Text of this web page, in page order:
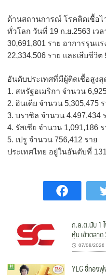
ด้านสถานการณ์ โรคติดเชื้อไ
ทั่วโลก วันที่ 19 ก.ย.2563 เว
30,691,801 ราย อาการรุนแ
22,334,506 ราย และเสียชีวิต
อันดับประเทศที่มีผู้ติดเชื้อสูงสุ
1. สหรัฐอเมริกา จำนวน
2. อินเดีย จำนวน 5,305,475 ร
3. บราซิล จำนวน 4,497,434
4. รัสเซีย จำนวน 1,091,186 ร
5. เปรู จำนวน 756,412 ราย
ประเทศไทย อยู่ในอันดับที่
ก.ล.ต.นับ 1
หุ้น เข้าตลาด
07/08/2026
YLG ชี้ทอง